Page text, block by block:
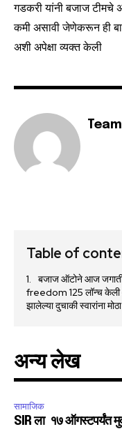
गडकरी यांनी बजाज टीमचे
कमी असावी जेणेकरून ही
अशी अपेक्षा व्यक्त केली
Table of
बजाज ऑटोने आज
freedom 125 लॉन्च केली
झालेल्या दुचाकी स्वारांना
अन्य लेख
सामाजिक
SIR ला १७ ऑगस्टपर्यंत